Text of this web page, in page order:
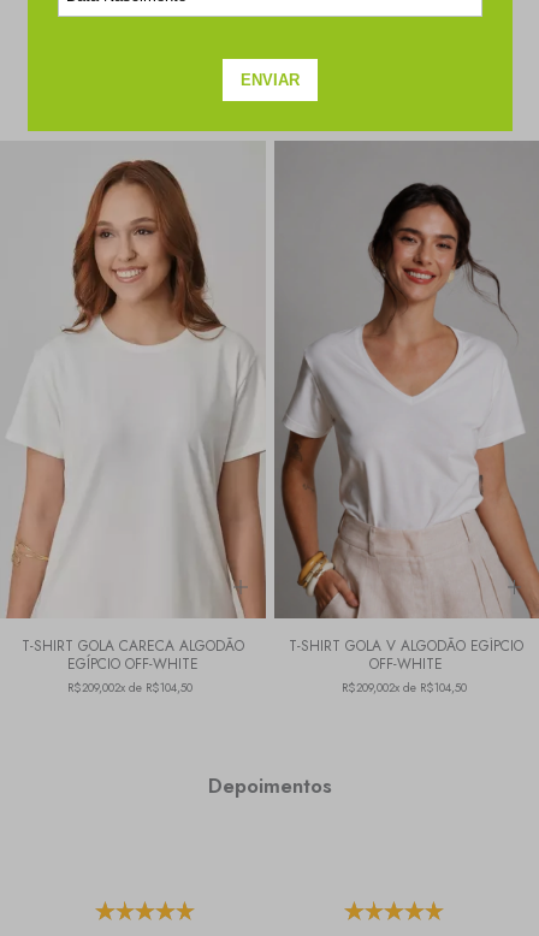
T-SHIRT GOLA CARECA ALGODÃO
EGÍPCIO OFF-WHITE
R$209,002x de R$104,50
T-SHIRT GOLA V ALGODÃO EGÍPCIO
OFF-WHITE
R$209,002x de R$104,50
Depoimentos